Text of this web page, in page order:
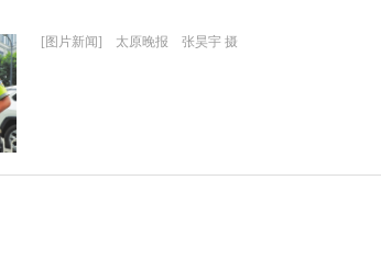
[图片新闻] 太原晚报 张昊宇 摄